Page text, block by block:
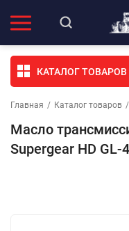
КАТАЛОГ ТОВАРОВ
Главная / Каталог товаров /
Масло
Supergear HD